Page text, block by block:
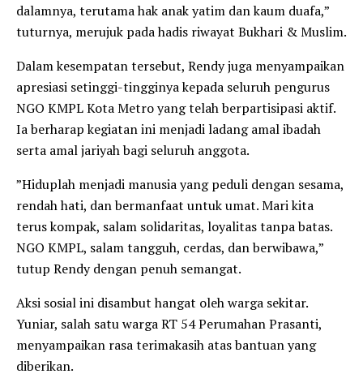
dalamnya, terutama hak anak yatim dan kaum duafa,”
tuturnya, merujuk pada hadis riwayat Bukhari & Muslim.
​Dalam kesempatan tersebut, Rendy juga menyampaikan
apresiasi setinggi-tingginya kepada seluruh pengurus
NGO KMPL Kota Metro yang telah berpartisipasi aktif.
Ia berharap kegiatan ini menjadi ladang amal ibadah
serta amal jariyah bagi seluruh anggota.
​”Hiduplah menjadi manusia yang peduli dengan sesama,
rendah hati, dan bermanfaat untuk umat. Mari kita
terus kompak, salam solidaritas, loyalitas tanpa batas.
NGO KMPL, salam tangguh, cerdas, dan berwibawa,”
tutup Rendy dengan penuh semangat.
​Aksi sosial ini disambut hangat oleh warga sekitar.
Yuniar, salah satu warga RT 54 Perumahan Prasanti,
menyampaikan rasa terimakasih atas bantuan yang
diberikan.